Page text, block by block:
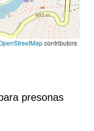
contributors
presonas